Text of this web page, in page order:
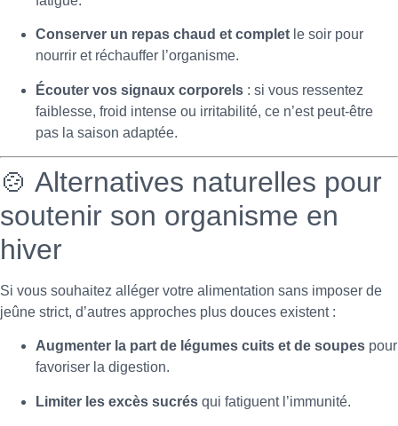
Conserver un repas chaud et complet le soir pour
nourrir et réchauffer l’organisme.
Écouter vos signaux corporels : si vous ressentez
faiblesse, froid intense ou irritabilité, ce n’est peut-être
pas la saison adaptée.
🍲 Alternatives naturelles pour
soutenir son organisme en
hiver
Si vous souhaitez alléger votre alimentation sans imposer de
jeûne strict, d’autres approches plus douces existent :
Augmenter la part de légumes cuits et de soupes pour
favoriser la digestion.
Limiter les excès sucrés qui fatiguent l’immunité.